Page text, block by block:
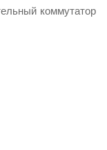
коммутатор